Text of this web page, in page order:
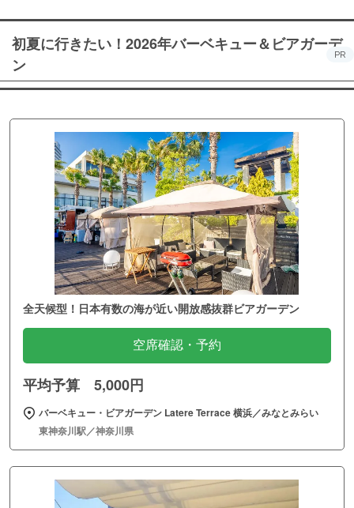
初夏に行きたい！2026年バーベキュー＆ビアガーデ
ン
PR
全天候型！日本有数の海が近い開放感抜群ビアガーデン
空席確認・予約
平均予算 5,000円
バーベキュー・ビアガーデン Latere Terrace 横浜／みなとみらい
東神奈川駅／神奈川県